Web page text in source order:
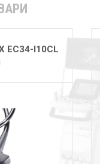
EC34-I10CL